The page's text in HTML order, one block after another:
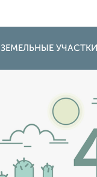
ЗЕМЕЛЬНЫЕ УЧАСТКИ